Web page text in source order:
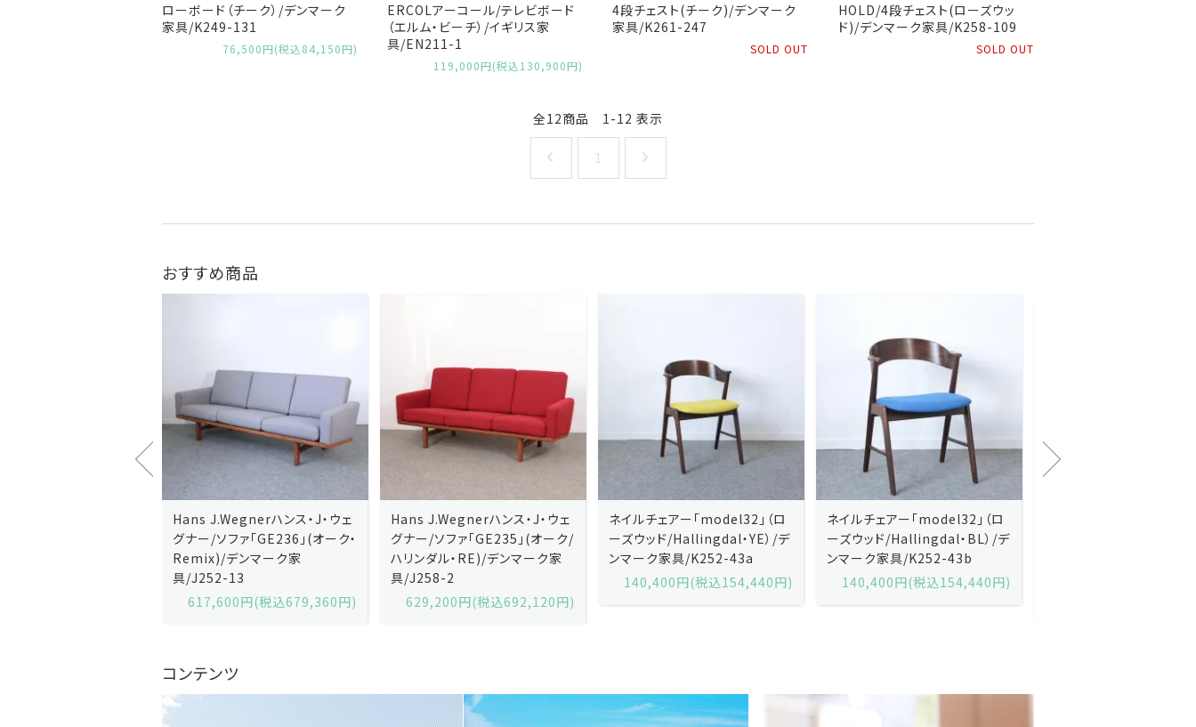
ローボード（チーク）/デンマーク
家具/K249-131
76,500円(税込84,150円)
ERCOLアーコール/テレビボード
（エルム・ビーチ）/イギリス家
具/EN211-1
119,000円(税込130,900円)
4段チェスト(チーク)/デンマーク
家具/K261-247
SOLD OUT
HOLD/4段チェスト(ローズウッ
ド)/デンマーク家具/K258-109
SOLD OUT
全12商品 1-12 表示
1
おすすめ商品
Hans J.Wegnerハンス・J・ウェ
グナー/ソファ「GE235」(オーク/
ハリンダル・RE)/デンマーク家
具/J258-2
629,200円(税込692,120円)
ネイルチェアー「model32」（ロ
ーズウッド/Hallingdal・YE）/デ
ンマーク家具/K252-43a
140,400円(税込154,440円)
ネイルチェアー「model32」（ロ
ーズウッド/Hallingdal・BL）/デ
ンマーク家具/K252-43b
140,400円(税込154,440円)
Kai Kristiansenカイ・クリスチ
ャンセン/ダイニングチェアー
「No.42」（ローズウッド・レザー
黒）/デンマーク家具/J252-57j
コンテンツ